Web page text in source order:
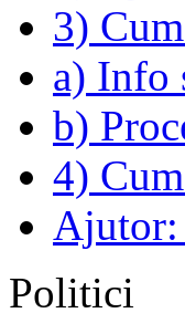
3)
a) Info
b)
4)
Ajutor:
Politici